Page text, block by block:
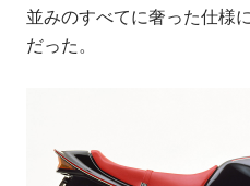
並みのすべてに奢った仕様
だった。